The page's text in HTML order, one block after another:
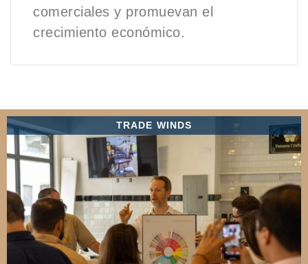
comerciales y promuevan el
crecimiento económico.
TRADE WINDS